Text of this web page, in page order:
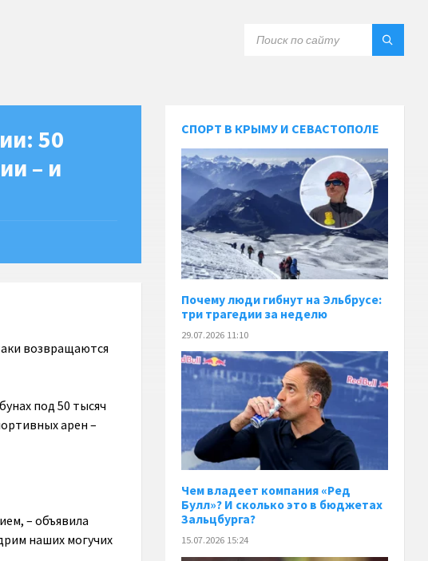
50
– и
возвращаются
под 50 тысяч
арен –
– объявила
наших могучих
СПОРТ В КРЫМУ И СЕВАСТОПОЛЕ
Почему люди гибнут на Эльбрусе:
три трагедии за неделю
29.07.2026 11:10
Чем владеет компания «Ред
Булл»? И сколько это в бюджетах
Зальцбурга?
15.07.2026 15:24